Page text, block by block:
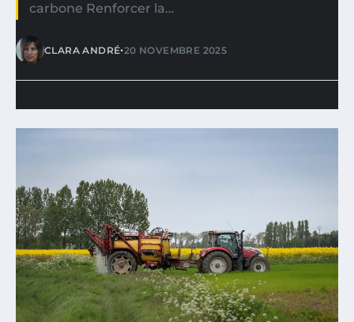
carbone Renforcer la…
CLARA ANDRÉ•20 NOVEMBRE 2025